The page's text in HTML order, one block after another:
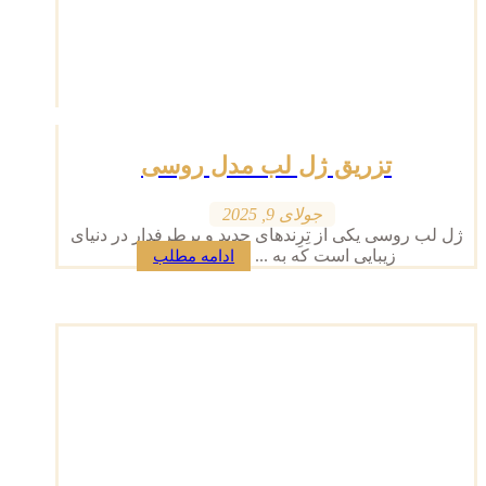
تزریق ژل لب مدل روسی
جولای 9, 2025
ژل لب روسی یکی از تِرِندهای جدید و پرطرفدار در دنیای
زیبایی است که به ...
ادامه مطلب